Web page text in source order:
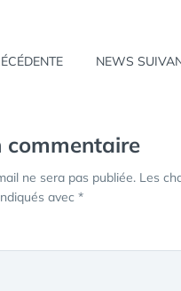
commentaire
ne sera pas publiée. Les
avec *